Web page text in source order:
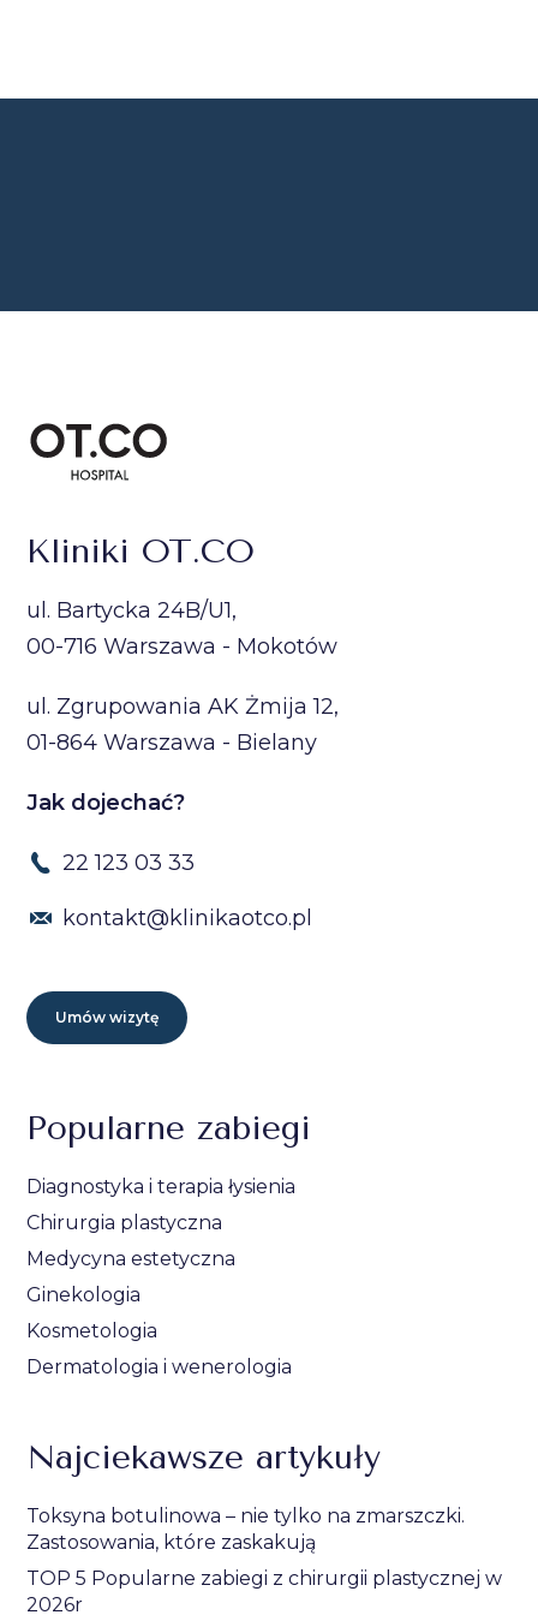
Kliniki OT.CO
ul. Bartycka 24B/U1,
00-716 Warszawa - Mokotów
ul. Zgrupowania AK Żmija 12,
01-864 Warszawa - Bielany
Jak dojechać?
22 123 03 33
kontakt@klinikaotco.pl
Umów wizytę
Popularne zabiegi
Diagnostyka i terapia łysienia
Chirurgia plastyczna
Medycyna estetyczna
Ginekologia
Kosmetologia
Dermatologia i wenerologia
Najciekawsze artykuły
Toksyna botulinowa – nie tylko na zmarszczki.
Zastosowania, które zaskakują
TOP 5 Popularne zabiegi z chirurgii plastycznej w
2026r